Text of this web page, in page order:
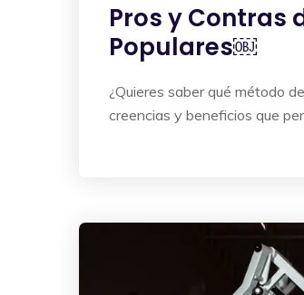
Pros y Contras
Populares￼
¿Quieres saber qué método
creencias y beneficios que